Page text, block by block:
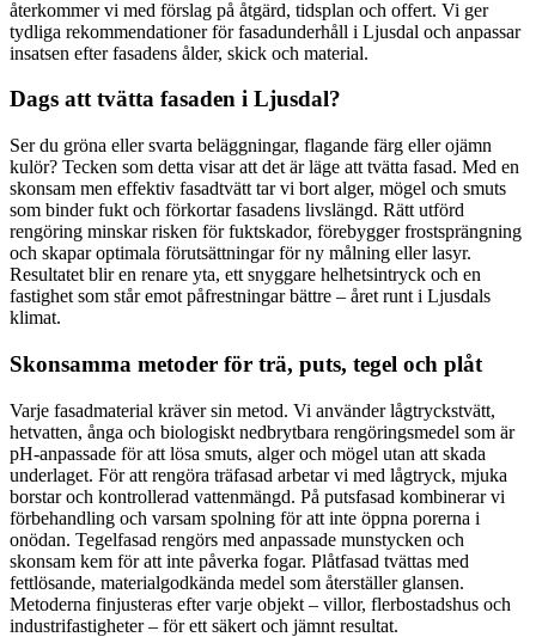
återkommer vi med förslag på åtgärd, tidsplan och offert. Vi ger
tydliga rekommendationer för fasadunderhåll i Ljusdal och anpassar
insatsen efter fasadens ålder, skick och material.
Dags att tvätta fasaden i Ljusdal?
Ser du gröna eller svarta beläggningar, flagande färg eller ojämn
kulör? Tecken som detta visar att det är läge att tvätta fasad. Med en
skonsam men effektiv fasadtvätt tar vi bort alger, mögel och smuts
som binder fukt och förkortar fasadens livslängd. Rätt utförd
rengöring minskar risken för fuktskador, förebygger frostsprängning
och skapar optimala förutsättningar för ny målning eller lasyr.
Resultatet blir en renare yta, ett snyggare helhetsintryck och en
fastighet som står emot påfrestningar bättre – året runt i Ljusdals
klimat.
Skonsamma metoder för trä, puts, tegel och plåt
Varje fasadmaterial kräver sin metod. Vi använder lågtryckstvätt,
hetvatten, ånga och biologiskt nedbrytbara rengöringsmedel som är
pH-anpassade för att lösa smuts, alger och mögel utan att skada
underlaget. För att rengöra träfasad arbetar vi med lågtryck, mjuka
borstar och kontrollerad vattenmängd. På putsfasad kombinerar vi
förbehandling och varsam spolning för att inte öppna porerna i
onödan. Tegelfasad rengörs med anpassade munstycken och
skonsam kem för att inte påverka fogar. Plåtfasad tvättas med
fettlösande, materialgodkända medel som återställer glansen.
Metoderna finjusteras efter varje objekt – villor, flerbostadshus och
industrifastigheter – för ett säkert och jämnt resultat.